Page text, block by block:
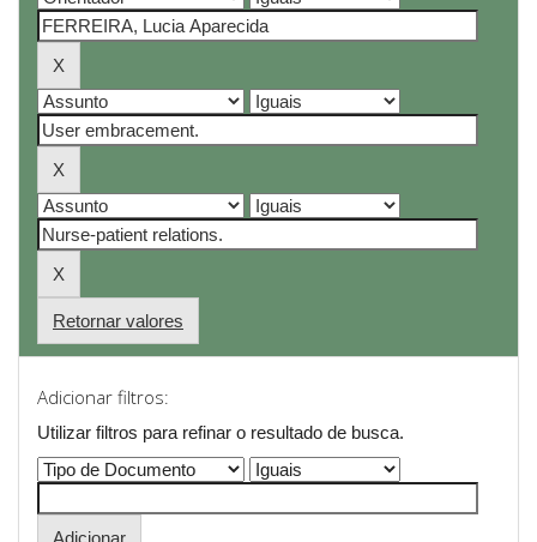
Retornar valores
Adicionar filtros:
Utilizar filtros para refinar o resultado de busca.